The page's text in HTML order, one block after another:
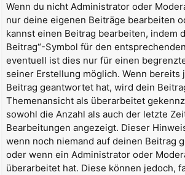
Wenn du nicht Administrator oder
nur deine eigenen Beiträge bearbeiten
kannst einen Beitrag bearbeiten, indem
Beitrag“-Symbol für den
eventuell ist dies nur für einen
seiner Erstellung möglich. Wenn bereits
Beitrag geantwortet hat, wird dein
Themenansicht als überarbeitet
sowohl die Anzahl als auch der letzte
Bearbeitungen angezeigt. Dieser
wenn noch niemand auf deinen Beitrag
oder wenn ein Administrator oder
überarbeitet hat. Diese können jedoch,